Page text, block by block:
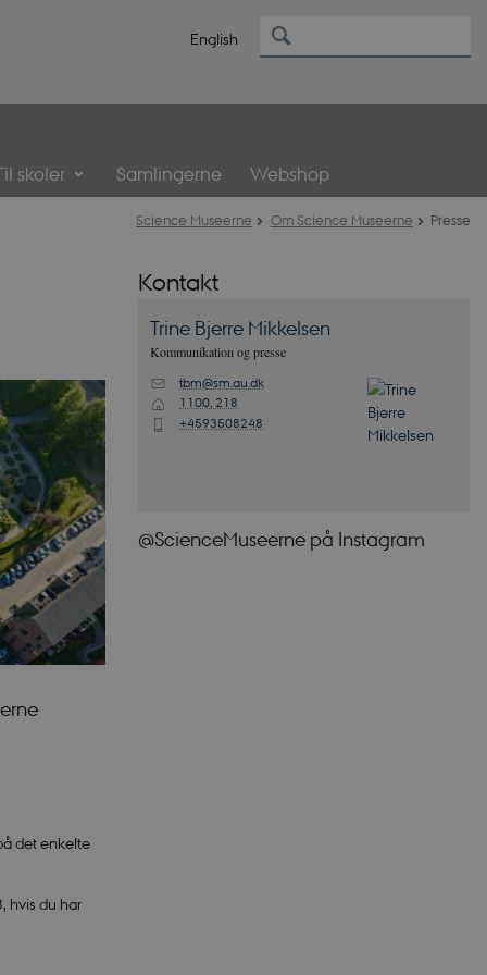
English
skoler Samlingerne Webshop
Science Museerne Om Science Museerne Presse
det enkelte
hvis du har
Kontakt
Trine Bjerre Mikkelsen
Kommunikation og presse
M tbm@sm.au.dk
H 1100, 218
+4593508248
@ScienceMuseerne på Instagram